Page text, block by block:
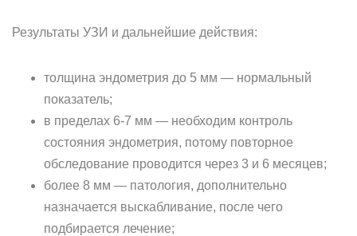
Результаты УЗИ и дальнейшие действия:
толщина эндометрия до 5 мм — нормальный
показатель;
в пределах 6-7 мм — необходим контроль
состояния эндометрия, потому повторное
обследование проводится через 3 и 6 месяцев;
более 8 мм — патология, дополнительно
назначается выскабливание, после чего
подбирается лечение;